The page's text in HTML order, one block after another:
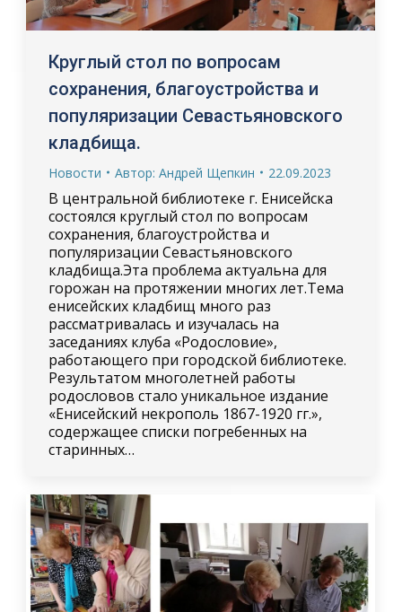
Круглый стол по вопросам
сохранения, благоустройства и
популяризации Севастьяновского
кладбища.
Новости Автор: Андрей Щепкин 22.09.2023
В центральной библиотеке г. Енисейска
состоялся круглый стол по вопросам
сохранения, благоустройства и
популяризации Севастьяновского
кладбища.Эта проблема актуальна для
горожан на протяжении многих лет.Тема
енисейских кладбищ много раз
рассматривалась и изучалась на
заседаниях клуба «Родословие»,
работающего при городской библиотеке.
Результатом многолетней работы
родословов стало уникальное издание
«Енисейский некрополь 1867-1920 гг.»,
содержащее списки погребенных на
старинных…